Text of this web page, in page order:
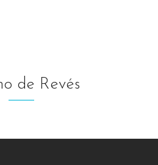
de Revés